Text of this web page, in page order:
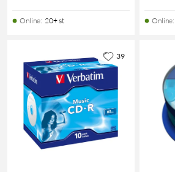
Online: 20+ st Online:
39